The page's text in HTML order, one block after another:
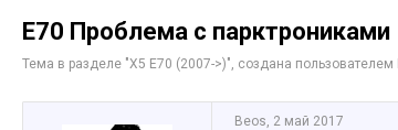
E70 Проблема с парктрониками
Тема в разделе "X5 E70 (2007->)", создана пользователем
Beos, 2 май 2017